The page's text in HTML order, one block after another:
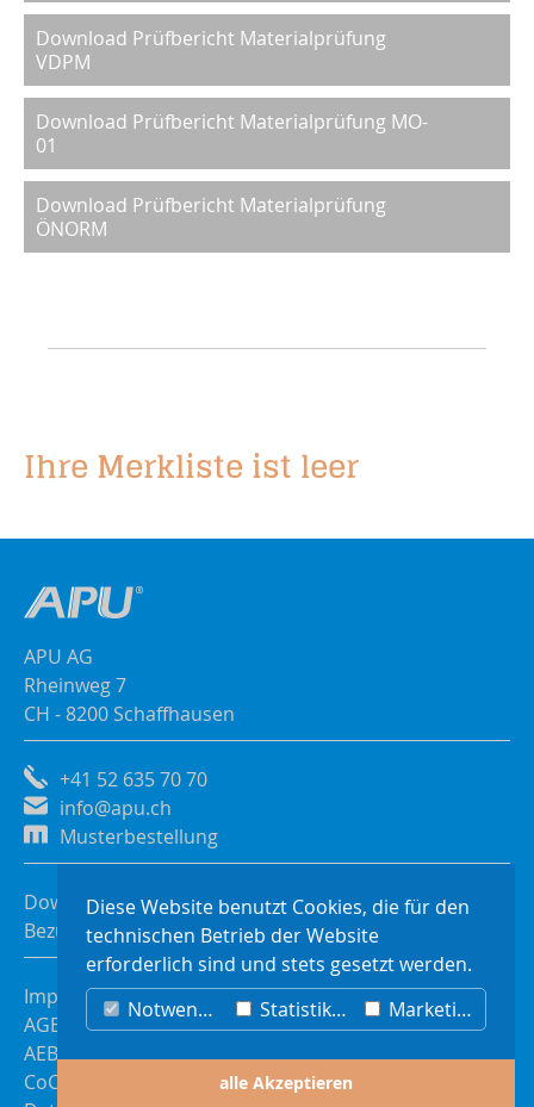
Download Prüfbericht Materialprüfung
VDPM
Download Prüfbericht Materialprüfung MO-
01
Download Prüfbericht Materialprüfung
ÖNORM
Ihre Merkliste ist leer
APU AG
Rheinweg 7
CH - 8200 Schaffhausen
+41 52 635 70 70
info@apu.ch
Musterbestellung
Downloads
Bezugsquellen
Impressum
AGB
AEB
CoC
Diese Website benutzt Cookies, die für den
technischen Betrieb der Website
erforderlich sind und stets gesetzt werden.
Notwendig
Statistiken Marketing
alle Akzeptieren